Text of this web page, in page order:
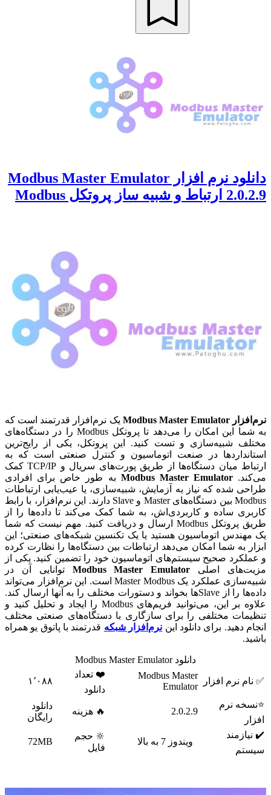
دانلود نرم افزار Modbus Master Emulator
2.0.2.9 ارتباط و شبیه ساز پروتکل Modbus
نرم‌افزار Modbus Master Emulator
یک نرم‌افزار قدرتمند است که
به شما این امکان را می‌دهد تا پروتکل Modbus را در دستگاه‌های
مختلف شبیه‌سازی و تست کنید. این پروتکل، یکی از رایج‌ترین
استانداردها در صنعت اتوماسیون و کنترل صنعتی است که به
ارتباط میان دستگاه‌ها از طریق پورت‌های سریال و TCP/IP کمک
می‌کند.Modbus Master Emulator به طور خاص برای افرادی
طراحی شده که نیاز به آزمایش، شبیه‌سازی، یا عیب‌یابی ارتباطات
Modbus بین دستگاه‌های Master و Slave دارند. این نرم‌افزار، با رابط
کاربری ساده و کاربردی‌اش، به شما کمک می‌کند تا داده‌ها را از
طریق پروتکل Modbus ارسال و دریافت کنید. مهم نیست که شما
یک مهندس اتوماسیون هستید یا یک تکنسین شبکه‌های صنعتی؛ این
ابزار به شما امکان می‌دهد ارتباطات بین دستگاه‌ها را نظارت کرده
و عملکرد صحیح سیستم‌های اتوماسیون خود را تضمین کنید. یکی از
مزیت‌های اصلی Modbus Master Emulator توانایی آن در
شبیه‌سازی عملکرد یک Master Modbus است. این نرم‌افزار می‌تواند
داده‌ها را از Slave‌ها بخواند و دستورات مختلف را به آنها ارسال کند.
علاوه بر این، می‌توانید فریم‌های Modbus را ایجاد و تحلیل کنید و
تنظیمات مختلفی را برای سازگاری با دستگاه‌های صنعتی مختلف
انجام دهید. برای دانلود این نرم‌افزار شبکه قدرتمند با پاتوق یو همراه
باشید.
دانلود Modbus Master Emulator
✅ نام نرم افزار
Modbus Master
Emulator
❤️ تعداد
دانلود
۱٬۰۸۸
⭐نسخه نرم
افزار
2.0.2.9 🔥 هزینه
دانلود
رایگان
✔️ نیازمند
سیستم
ویندوز 7 به بالا
🔆 حجم
فایل
72MB